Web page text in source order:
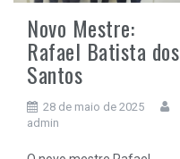
Novo Mestre:
Rafael Batista dos
Santos
28 de maio de 2025
admin